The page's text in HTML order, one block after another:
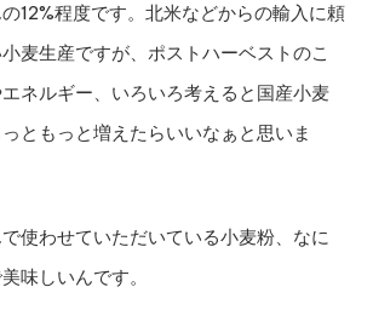
12%程度です。北米などからの輸入に頼
麦生産ですが、ポストハーベストのこ
ネルギー、いろいろ考えると国産小麦
ともっと増えたらいいなぁと思いま
使わせていただいている小麦粉、なに
味しいんです。